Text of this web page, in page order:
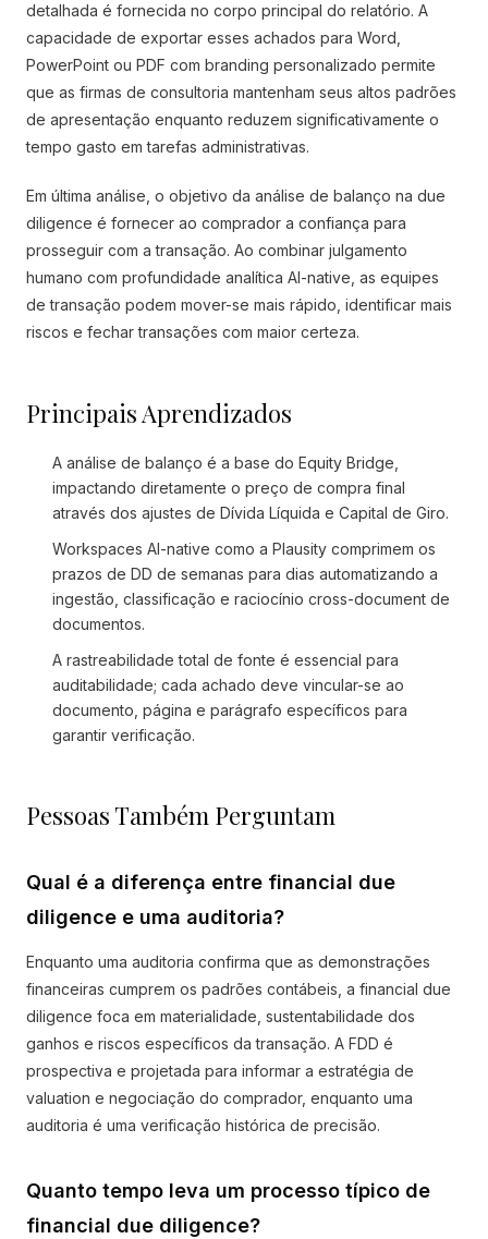
detalhada é fornecida no corpo principal do relatório. A
capacidade de exportar esses achados para Word,
PowerPoint ou PDF com branding personalizado permite
que as firmas de consultoria mantenham seus altos padrões
de apresentação enquanto reduzem significativamente o
tempo gasto em tarefas administrativas.
Em última análise, o objetivo da análise de balanço na due
diligence é fornecer ao comprador a confiança para
prosseguir com a transação. Ao combinar julgamento
humano com profundidade analítica AI-native, as equipes
de transação podem mover-se mais rápido, identificar mais
riscos e fechar transações com maior certeza.
Principais Aprendizados
A análise de balanço é a base do Equity Bridge,
impactando diretamente o preço de compra final
através dos ajustes de Dívida Líquida e Capital de Giro.
Workspaces AI-native como a Plausity comprimem os
prazos de DD de semanas para dias automatizando a
ingestão, classificação e raciocínio cross-document de
documentos.
A rastreabilidade total de fonte é essencial para
auditabilidade; cada achado deve vincular-se ao
documento, página e parágrafo específicos para
garantir verificação.
Pessoas Também Perguntam
Qual é a diferença entre financial due
diligence e uma auditoria?
Enquanto uma auditoria confirma que as demonstrações
financeiras cumprem os padrões contábeis, a financial due
diligence foca em materialidade, sustentabilidade dos
ganhos e riscos específicos da transação. A FDD é
prospectiva e projetada para informar a estratégia de
valuation e negociação do comprador, enquanto uma
auditoria é uma verificação histórica de precisão.
Quanto tempo leva um processo típico de
financial due diligence?